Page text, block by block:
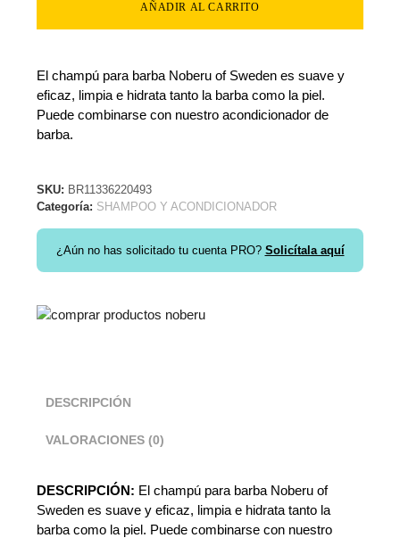
AÑADIR AL CARRITO
El champú para barba Noberu of Sweden es suave y
eficaz, limpia e hidrata tanto la barba como la piel.
Puede combinarse con nuestro acondicionador de
barba.
SKU: BR11336220493
Categoría: SHAMPOO Y ACONDICIONADOR
¿Aún no has solicitado tu cuenta PRO? Solicítala aquí
DESCRIPCIÓN
VALORACIONES (0)
DESCRIPCIÓN: El champú para barba Noberu of
Sweden es suave y eficaz, limpia e hidrata tanto la
barba como la piel. Puede combinarse con nuestro